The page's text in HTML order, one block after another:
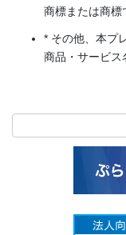
商標または商標
* その他、本プ
商品・サービス